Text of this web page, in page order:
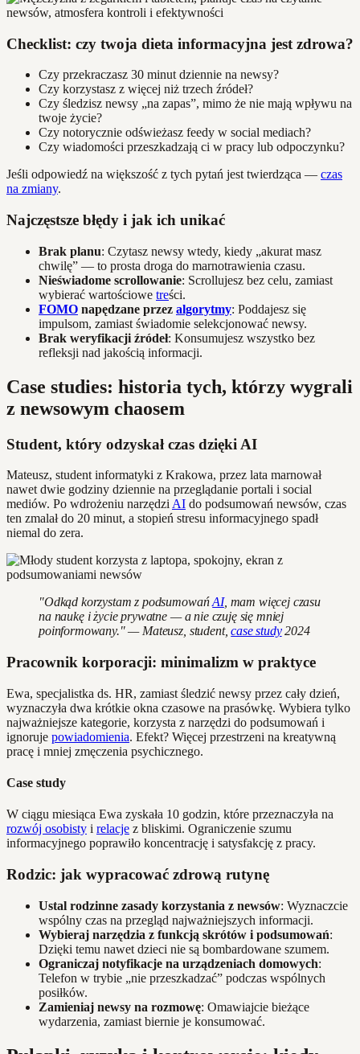
Checklist: czy twoja dieta informacyjna jest zdrowa?
Czy przekraczasz 30 minut dziennie na newsy?
Czy korzystasz z więcej niż trzech źródeł?
Czy śledzisz newsy „na zapas”, mimo że nie mają wpływu na
twoje życie?
Czy notorycznie odświeżasz feedy w social mediach?
Czy wiadomości przeszkadzają ci w pracy lub odpoczynku?
Jeśli odpowiedź na większość z tych pytań jest twierdząca — czas
na zmiany.
Najczęstsze błędy i jak ich unikać
Brak planu: Czytasz newsy wtedy, kiedy „akurat masz
chwilę” — to prosta droga do marnotrawienia czasu.
Nieświadome scrollowanie: Scrollujesz bez celu, zamiast
wybierać wartościowe treści.
FOMO napędzane przez algorytmy: Poddajesz się
impulsom, zamiast świadomie selekcjonować newsy.
Brak weryfikacji źródeł: Konsumujesz wszystko bez
refleksji nad jakością informacji.
Case studies: historia tych, którzy wygrali
z newsowym chaosem
Student, który odzyskał czas dzięki AI
Mateusz, student informatyki z Krakowa, przez lata marnował
nawet dwie godziny dziennie na przeglądanie portali i social
mediów. Po wdrożeniu narzędzi AI do podsumowań newsów, czas
ten zmalał do 20 minut, a stopień stresu informacyjnego spadł
niemal do zera.
"Odkąd korzystam z podsumowańAI, mam więcej czasu
na naukę i życie prywatne — a nie czuję się mniej
poinformowany." — Mateusz, student,case study2024
Pracownik korporacji: minimalizm w praktyce
Ewa, specjalistka ds. HR, zamiast śledzić newsy przez cały dzień,
wyznaczyła dwa krótkie okna czasowe na prasówkę. Wybiera tylko
najważniejsze kategorie, korzysta z narzędzi do podsumowań i
ignoruje powiadomienia. Efekt? Więcej przestrzeni na kreatywną
pracę i mniej zmęczenia psychicznego.
Case study
W ciągu miesiąca Ewa zyskała 10 godzin, które przeznaczyła na
rozwój osobisty i relacje z bliskimi. Ograniczenie szumu
informacyjnego poprawiło koncentrację i satysfakcję z pracy.
Rodzic: jak wypracować zdrową rutynę
Ustal rodzinne zasady korzystania z newsów: Wyznaczcie
wspólny czas na przegląd najważniejszych informacji.
Wybieraj narzędzia z funkcją skrótów i podsumowań:
Dzięki temu nawet dzieci nie są bombardowane szumem.
Ograniczaj notyfikacje na urządzeniach domowych:
Telefon w trybie „nie przeszkadzać” podczas wspólnych
posiłków.
Zamieniaj newsy na rozmowę: Omawiajcie bieżące
wydarzenia, zamiast biernie je konsumować.